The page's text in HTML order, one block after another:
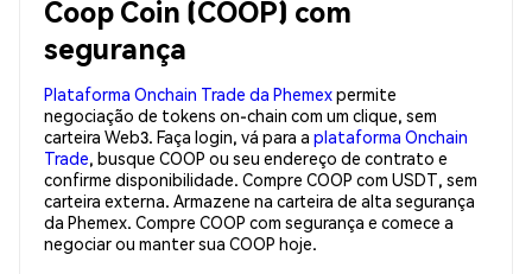
Coop Coin (COOP) com
segurança
Plataforma Onchain Trade da Phemexpermite
negociação de tokens on-chain com um clique, sem
carteira Web3. Faça login, vá para a plataforma Onchain
Trade, busque COOP ou seu endereço de contrato e
confirme disponibilidade. Compre COOP com USDT, sem
carteira externa. Armazene na carteira de alta segurança
da Phemex. Compre COOP com segurança e comece a
negociar ou manter sua COOP hoje.